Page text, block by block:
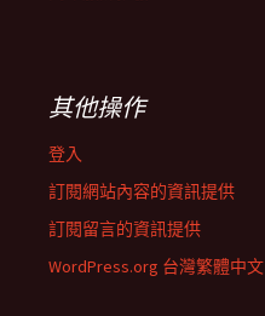
其他操作
登入
訂閱網站內容的資訊提供
訂閱留言的資訊提供
WordPress.org 台灣繁體中文